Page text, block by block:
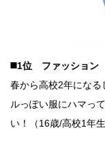
◼️1位 ファッション
春から高校2年になる
ルっぽい服にハマっ
い！（16歳/高校1年生